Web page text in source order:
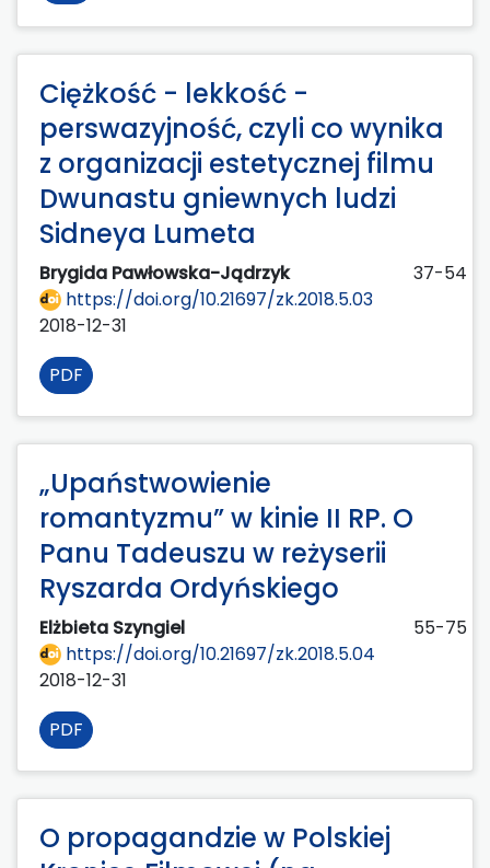
Ciężkość - lekkość -
perswazyjność, czyli co wynika
z organizacji estetycznej filmu
Dwunastu gniewnych ludzi
Sidneya Lumeta
Brygida Pawłowska-Jądrzyk
37-54
https://doi.org/10.21697/zk.2018.5.03
2018-12-31
PDF
„Upaństwowienie
romantyzmu” w kinie II RP. O
Panu Tadeuszu w reżyserii
Ryszarda Ordyńskiego
Elżbieta Szyngiel
55-75
https://doi.org/10.21697/zk.2018.5.04
2018-12-31
PDF
O propagandzie w Polskiej